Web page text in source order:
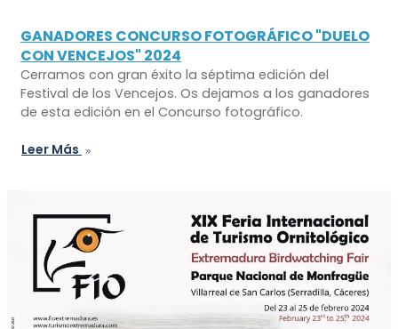
GANADORES CONCURSO FOTOGRÁFICO "DUELO
CON VENCEJOS" 2024
Cerramos con gran éxito la séptima edición del
Festival de los Vencejos. Os dejamos a los ganadores
de esta edición en el Concurso fotográfico.
Leer Más